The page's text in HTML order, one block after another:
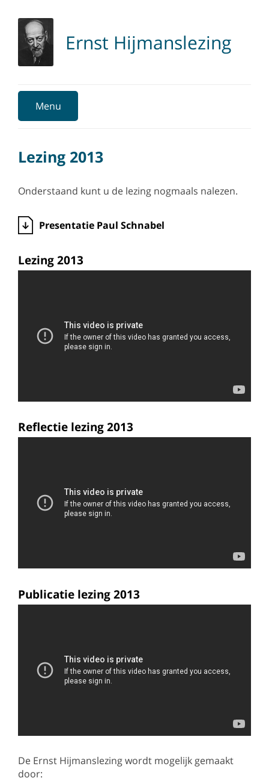
Ernst Hijmanslezing
Menu
Lezing 2013
Onderstaand kunt u de lezing nogmaals nalezen.
Presentatie Paul Schnabel
Lezing 2013
Reflectie lezing 2013
Publicatie lezing 2013
De Ernst Hijmanslezing wordt mogelijk gemaakt
door: